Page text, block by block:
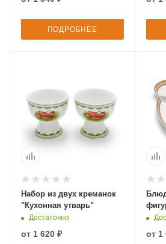
ПОДРОБНЕЕ
Набор из двух креманок
"Кухонная утварь"
Достаточно
от 1 620 ₽ от 1